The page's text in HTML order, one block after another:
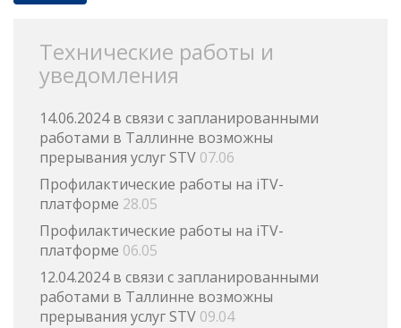
Технические работы и
уведомления
14.06.2024 в связи с запланированными
работами в Таллинне возможны
прерывания услуг STV 07.06
Профилактические работы на iTV-
платформе 28.05
Профилактические работы на iTV-
платформе 06.05
12.04.2024 в связи с запланированными
работами в Таллинне возможны
прерывания услуг STV 09.04